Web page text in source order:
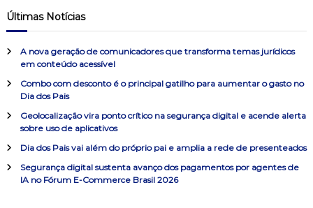
g
a
ç
ã
o
d
q
u
s
r
o
:
s
r
Últimas Notícias
A nova geração de comunicadores que transforma temas jurídicos
em conteúdo acessível
Combo com desconto é o principal gatilho para aumentar o gasto no
Dia dos Pais
Geolocalização vira ponto crítico na segurança digital e acende alerta
sobre uso de aplicativos
Dia dos Pais vai além do próprio pai e amplia a rede de presenteados
Segurança digital sustenta avanço dos pagamentos por agentes de
IA no Fórum E-Commerce Brasil 2026